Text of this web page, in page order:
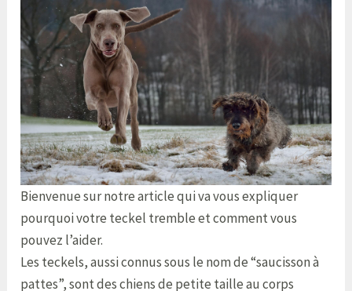
Bienvenue sur notre article qui va vous expliquer
pourquoi votre teckel tremble et comment vous
pouvez l’aider.
Les teckels, aussi connus sous le nom de “saucisson à
pattes”, sont des chiens de petite taille au corps